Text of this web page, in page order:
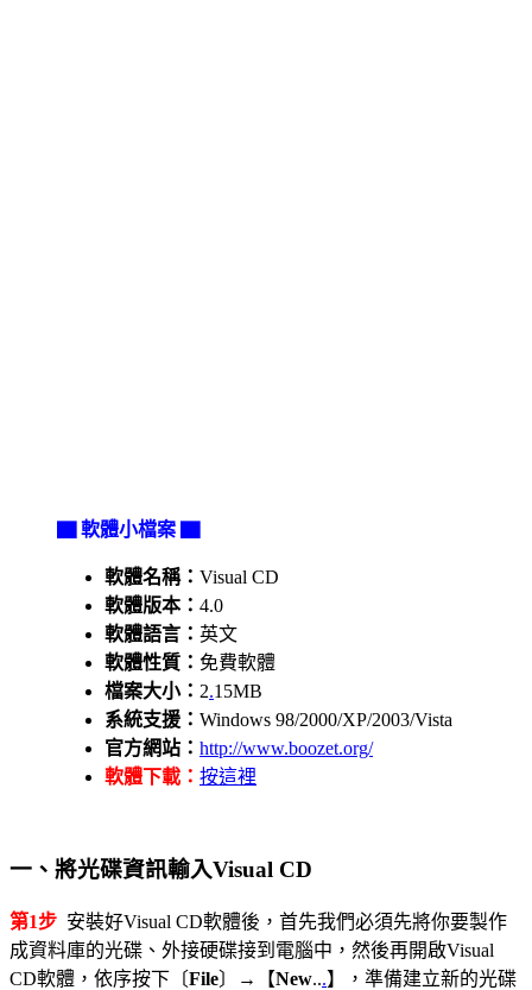
▇ 軟體小檔案 ▇
軟體名稱： Visual CD
軟體版本： 4.0
軟體語言： 英文
軟體性質： 免費軟體
檔案大小： 2.15MB
系統支援： Windows 98/2000/XP/2003/Vista
官方網站： http://www.boozet.org/
軟體下載： 按這裡
一、將光碟資訊輸入Visual CD
第1步 安裝好Visual CD軟體後，首先我們必須先將你要製作
成資料庫的光碟、外接硬碟接到電腦中，然後再開啟Visual
CD軟體，依序按下〔File〕→【New...】，準備建立新的光碟